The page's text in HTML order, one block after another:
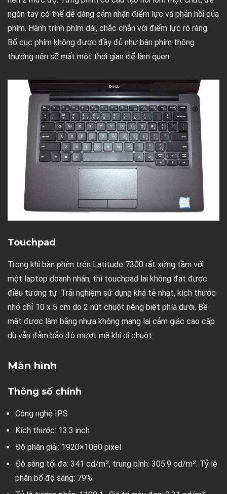
ngón tay có thể dễ dàng cảm nhận điểm lực và phản hồi của
phím. Hành trình phím dài, chắc chắn với điểm lực rõ ràng.
Bố cục phím không được đầy đủ như bàn phím thông
thường nên sẽ mất một thời gian để làm quen.
Touchpad
Trong khi bàn phím trên Latitude 7300 rất xứng tầm với
một laptop doanh nhân, thì touchpad lại không đạt được
điều tương tự. Trải nghiệm sử dụng khá tẻ nhạt, kích thước
nhỏ chỉ 10 x 5 cm do 2 nút chuột riêng biệt phía dưới. Bề
mặt được làm bằng nhựa không mang lại cảm giác cao cấp
dù vẫn đảm bảo độ mượt mà khi di chuột.
Màn hình
Thông số chính
Công nghệ IPS
Kích thước: 13.3 inch
Độ phân giải: 1920×1080 pixel
Độ sáng tối đa: 341 cd/m², trung bình: 305.9 cd/m². Tỷ lệ
phân bố độ sáng: 79%